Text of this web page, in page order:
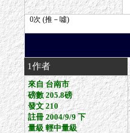
1作者
來自 台南市
磅數 205.8磅
發文 210
註冊 2004/9/9 下
量級 輕中量級